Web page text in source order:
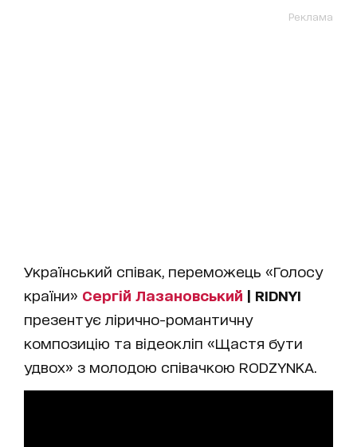
Реклама
Український співак, переможець «Голосу
країни» Сергій Лазановський | RIDNYI
презентує лірично-романтичну
композицію та відеокліп «Щастя бути
удвох» з молодою співачкою RODZYNKA.